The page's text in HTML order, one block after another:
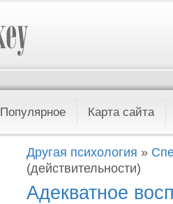
Популярное Карта сайта
Другая психология »
(действительности)
Адекватное